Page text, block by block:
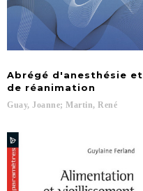
Abrégé d'anesthésie et
de réanimation
Guay, Joanne; Martin, René